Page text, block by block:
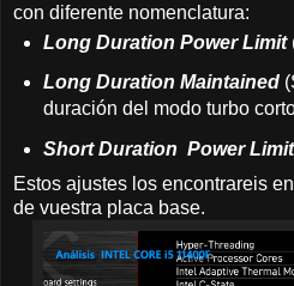
con diferente nomenclatura:
Long Duration Power Limit
Long Duration Maintained
duración del modo turbo
Short Duration Power Limit
Estos ajustes los encontrareis
de vuestra placa base.